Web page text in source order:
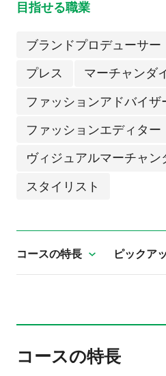
目指せる職業
ブランドプロデューサー
プレス マーチャンダ
ファッションアドバイザ
ファッションエディター
ヴィジュアルマーチャン
スタイリスト
コースの特長 ピックア
コースの特長